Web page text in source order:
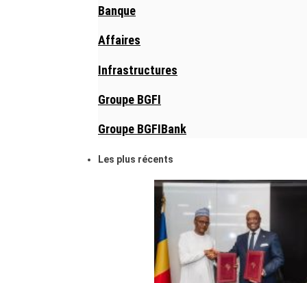
Banque
Affaires
Infrastructures
Groupe BGFI
Groupe BGFIBank
Les plus récents